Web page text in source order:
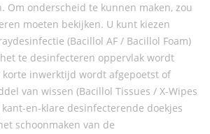
Om onderscheid te kunnen maken, zou
moeten bekijken. U kunt kiezen
(Bacillol AF / Bacillol Foam)
te desinfecteren oppervlak wordt
korte inwerktijd wordt afgepoetst of
van wissen (Bacillol Tissues / X-Wipes
en-klare desinfecterende doekjes
schoonmaken van de